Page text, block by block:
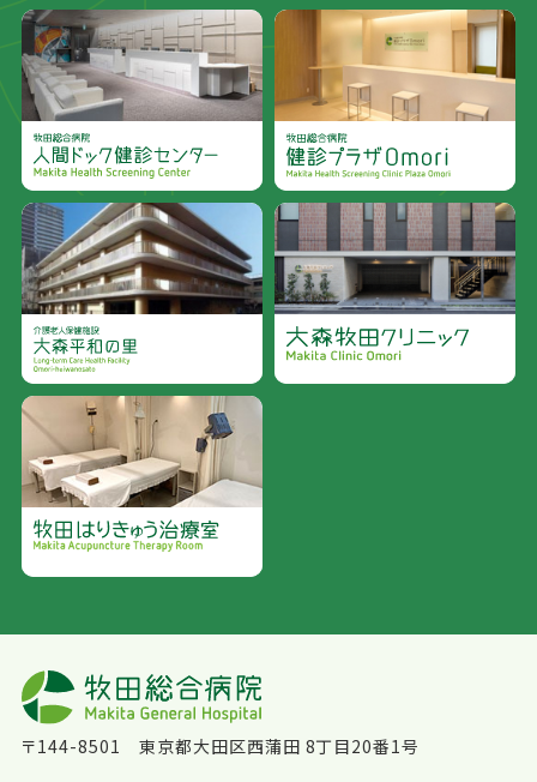
〒144-8501 東京都大田区西蒲田 8丁目20番1号